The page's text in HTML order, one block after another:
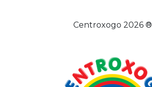
Centroxogo 2026 ®